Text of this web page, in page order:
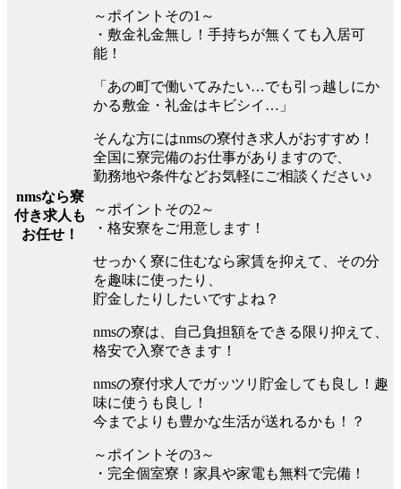
nmsなら寮
付き求人も
お任せ！
～ポイントその1～
・敷金礼金無し！手持ちが無くても入居可
能！
「あの町で働いてみたい…でも引っ越しにか
かる敷金・礼金はキビシイ…」
そんな方にはnmsの寮付き求人がおすすめ！
全国に寮完備のお仕事がありますので、
勤務地や条件などお気軽にご相談ください♪
～ポイントその2～
・格安寮をご用意します！
せっかく寮に住むなら家賃を抑えて、その分
を趣味に使ったり、
貯金したりしたいですよね？
nmsの寮は、自己負担額をできる限り抑えて、
格安で入寮できます！
nmsの寮付求人でガッツリ貯金しても良し！趣
味に使うも良し！
今までよりも豊かな生活が送れるかも！？
～ポイントその3～
・完全個室寮！家具や家電も無料で完備！